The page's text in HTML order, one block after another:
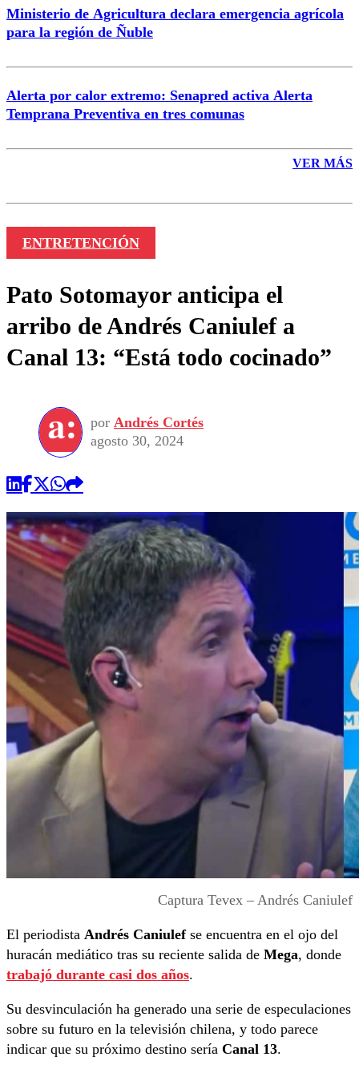
Ministerio de Agricultura declara emergencia agrícola
para la región de Ñuble
Alerta por calor extremo: Senapred activa Alerta
Temprana Preventiva en tres comunas
VER MÁS
ENTRETENCIÓN
Pato Sotomayor anticipa el
arribo de Andrés Caniulef a
Canal 13: “Está todo cocinado”
por Andrés Cortés
agosto 30, 2024
Captura Tevex – Andrés Caniulef
El periodista Andrés Caniulefse encuentra en el ojo del
huracán mediático tras su reciente salida de Mega, donde
trabajó durante casi dos años.
Su desvinculación ha generado una serie de especulaciones
sobre su futuro en la televisión chilena, y todo parece
indicar que su próximo destino sería Canal 13.